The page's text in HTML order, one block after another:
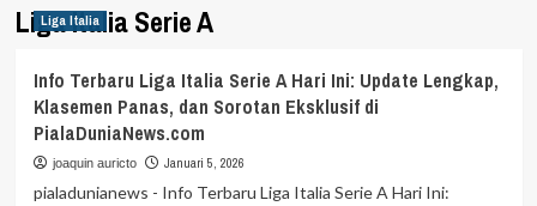
Liga Italia Serie A
Liga Italia
Info Terbaru Liga Italia Serie A Hari Ini: Update Lengkap,
Klasemen Panas, dan Sorotan Eksklusif di
PialaDuniaNews.com
joaquin auricto Januari 5, 2026
pialadunianews - Info Terbaru Liga Italia Serie A Hari Ini: